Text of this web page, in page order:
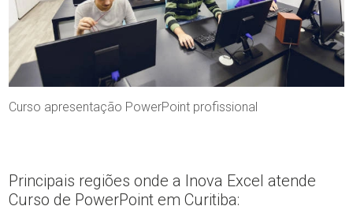
Curso apresentação PowerPoint profissional
Principais regiões onde a Inova Excel atende
Curso de PowerPoint em Curitiba: